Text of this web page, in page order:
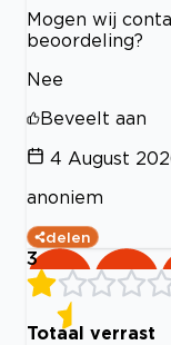
Mogen wij
beoordeling?
Nee
Beveelt aan
4 August
anoniem
delen
3
Totaal verrast